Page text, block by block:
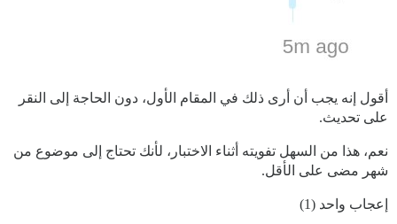
أقول إنه يجب أن أرى ذلك في المقام الأول، دون الحاجة إلى النقر
على تحديث.
نعم، هذا من السهل تفويته أثناء الاختبار، لأنك تحتاج إلى موضوع من
شهر مضى على الأقل.
إعجاب واحد (1)